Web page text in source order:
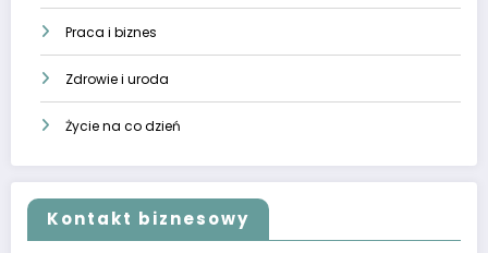
Praca i biznes
Zdrowie i uroda
Życie na co dzień
Kontakt biznesowy